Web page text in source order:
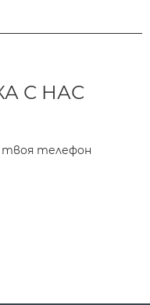
С НАС
твоя телефон